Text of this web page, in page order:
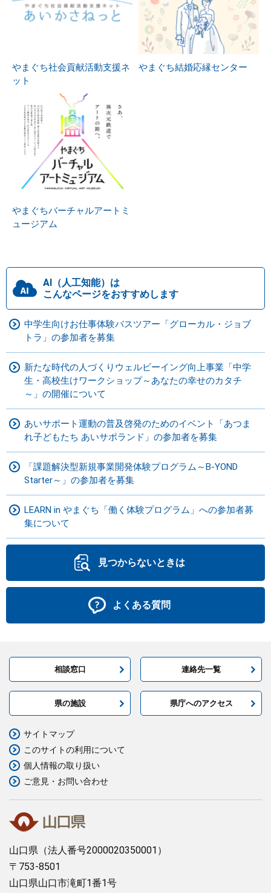
やまぐち社会貢献活動支援ネ
ット
やまぐち結婚応縁センター
やまぐちバーチャルアートミ
ュージアム
AI（人工知能）は
こんなページをおすすめします
中学生向けお仕事体験バスツアー「グローカル・ジョブ
トラ」の参加者を募集
新たな時代の人づくりウェルビーイング向上事業「中学
生・高校生けワークショップ～あなたの幸せのカタチ
～」の開催について
あいサポート運動の普及啓発のためのイベント「あつま
れ子どもたち あいサポランド」の参加者を募集
「課題解決型新規事業開発体験プログラム～B-YOND
Starter～」の参加者を募集
LEARN in やまぐち「働く体験プログラム」への参加者募
集について
見つからないときは
よくある質問
相談窓口 連絡先一覧
県の施設 県庁へのアクセス
山口県 （法人番号2000020350001）
〒753-8501
山口県山口市滝町1番1号
サイトマップ
このサイトの利用について
個人情報の取り扱い
ご意見・お問い合わせ